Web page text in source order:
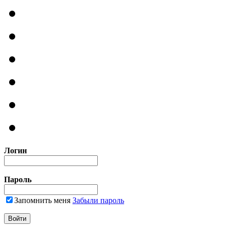
Логин
Пароль
Запомнить меня Забыли пароль